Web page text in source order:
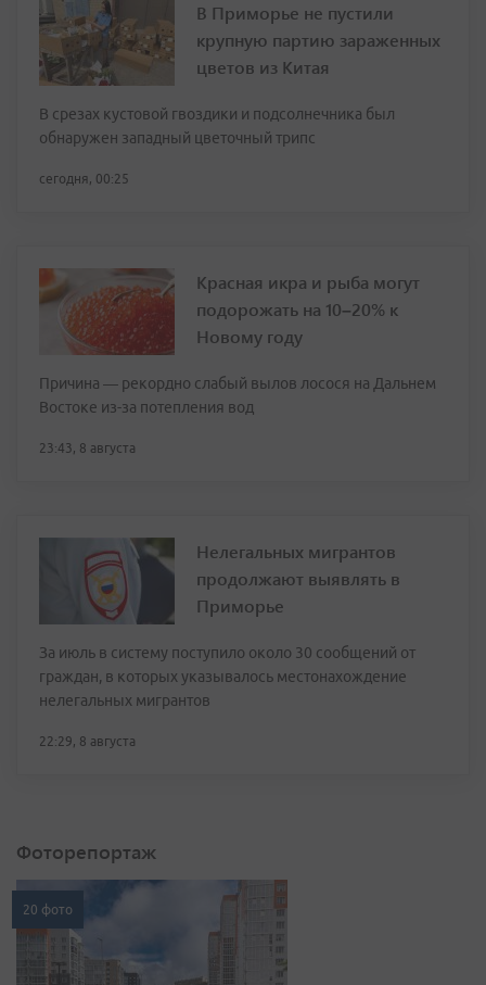
В Приморье не пустили
крупную партию зараженных
цветов из Китая
В срезах кустовой гвоздики и подсолнечника был
обнаружен западный цветочный трипс
сегодня, 00:25
Красная икра и рыба могут
подорожать на 10–20% к
Новому году
Причина — рекордно слабый вылов лосося на Дальнем
Востоке из-за потепления вод
23:43, 8 августа
Нелегальных мигрантов
продолжают выявлять в
Приморье
За июль в систему поступило около 30 сообщений от
граждан, в которых указывалось местонахождение
нелегальных мигрантов
22:29, 8 августа
Фоторепортаж
20 фото